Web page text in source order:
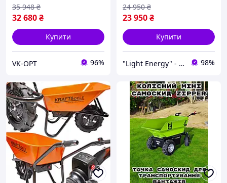
32 680₴
35 948 ₴
Купити
VK-OPT 96%
23 950₴
24 950 ₴
Купити
"Light Energy" - інтернет-магазин 98%